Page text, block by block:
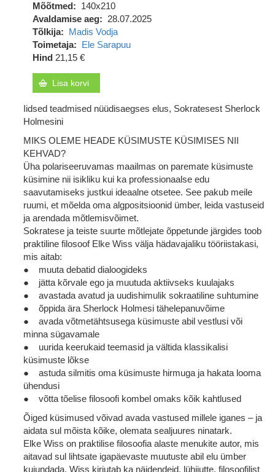
Mõõtmed
140x210
Avaldamise aeg
28.07.2025
Tõlkija
Madis Vodja
Toimetaja
Ele Sarapuu
Hind 21,15 €
Lisa korvi
Iidsed teadmised nüüdisaegses elus, Sokratesest Sherlock
Holmesini
MIKS OLEME HEADE KÜSIMUSTE KÜSIMISES NII
KEHVAD?
Üha polariseeruvamas maailmas on paremate küsimuste
küsimine nii isikliku kui ka professionaalse edu
saavutamiseks justkui ideaalne otsetee. See pakub meile
ruumi, et mõelda oma algpositsioonid ümber, leida vastuseid
ja arendada mõtlemisvõimet.
Sokratese ja teiste suurte mõtlejate õppetunde järgides toob
praktiline filosoof Elke Wiss välja hädavajaliku tööriistakasi,
mis aitab:
● muuta debatid dialoogideks
● jätta kõrvale ego ja muutuda aktiivseks kuulajaks
● avastada avatud ja uudishimulik sokraatiline suhtumine
● õppida ära Sherlock Holmesi tähelepanuvõime
● avada võtmetähtsusega küsimuste abil vestlusi või
minna sügavamale
● uurida keerukaid teemasid ja vältida klassikalisi
küsimuste lõkse
● astuda silmitis oma küsimuste hirmuga ja hakata looma
ühendusi
● võtta tõelise filosoofi kombel omaks kõik kahtlused
Õiged küsimused võivad avada vastused millele iganes – ja
aidata sul mõista kõike, olemata sealjuures ninatark.
Elke Wiss on praktilise filosoofia alaste menukite autor, mis
aitavad sul lihtsate igapäevaste muutuste abil elu ümber
kujundada. Wiss kirjutab ka näidendeid, lühijutte, filosoofilist